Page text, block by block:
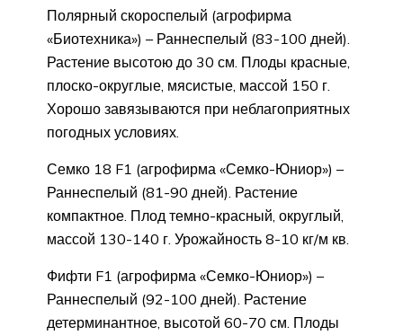
Полярный скороспелый (агрофирма
«Биотехника») – Раннеспелый (83-100 дней).
Растение высотою до 30 см. Плоды красные,
плоско-округлые, мясистые, массой 150 г.
Хорошо завязываются при неблагоприятных
погодных условиях.
Семко 18 F1 (агрофирма «Семко-Юниор») –
Раннеспелый (81-90 дней). Растение
компактное. Плод темно-красный, округлый,
массой 130-140 г. Урожайность 8-10 кг/м кв.
Фифти F1 (агрофирма «Семко-Юниор») –
Раннеспелый (92-100 дней). Растение
детерминантное, высотой 60-70 см. Плоды